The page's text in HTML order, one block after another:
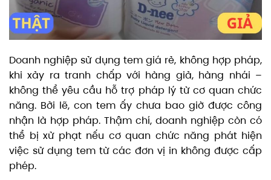
Doanh nghiệp sử dụng tem giá rẻ, không hợp pháp,
khi xảy ra tranh chấp với hàng giả, hàng nhái –
không thể yêu cầu hỗ trợ pháp lý từ cơ quan chức
năng. Bởi lẽ, con tem ấy chưa bao giờ được công
nhận là hợp pháp. Thậm chí, doanh nghiệp còn có
thể bị xử phạt nếu cơ quan chức năng phát hiện
việc sử dụng tem từ các đơn vị in không được cấp
phép.